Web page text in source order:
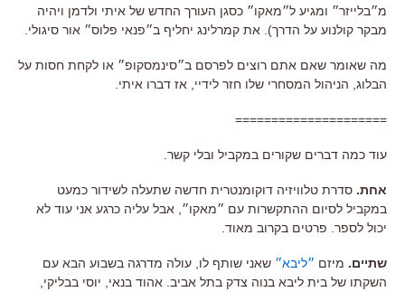
מ״בלייזר״ ומגיע ל״מאקו״ כסגן העורך החדש של איתי ולדמן ויהיה
מבקר קולנוע על הדרך). את קמרלינג יחליף ב״פנאי פלוס״ אור סיגולי.
מה שאומר שאם אתם רוצים לפרסם ב״סינמסקופ״ או לקחת חסות על
הבלוג, הניהול המסחרי שלו חזר לידיי, אז דברו איתי.
=====================
עוד כמה דברים שקורים במקביל ובלי קשר.
אחת. סדרת טלוויזיה דוקומנטרית חדשה שתעלה לשידור כמעט
במקביל לסיום ההתקשרות עם ״מאקו״, אבל עליה כרגע אני עוד לא
יכול לספר. פרטים בקרוב מאוד.
שתיים. מיזם ״ליבא״ שאני שותף לו, עולה מדרגה בשבוע הבא עם
השקתו של בית ליבא בנוה צדק בתל אביב. אהוד בנאי, יוסי בבליקי,